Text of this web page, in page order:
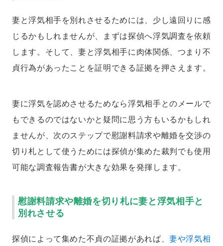
妻と浮気相手を別れさせるためには、少し遠回りに感
じるかもしれませんが、まずは探偵へ浮気調査を依頼
します。そして、妻と浮気相手に肉体関係、つまり不
貞行為があったことを証明できる証拠を押さえます。
妻に浮気を認めさせるためなら浮気相手とのメールで
もできるのではないかと疑問に思う方もいるかもしれ
ませんが、次のステップで慰謝料請求や離婚を交渉の
切り札として使うためには探偵が集めた裁判でも使用
可能な調査報告書が大きな効果を発揮します。
慰謝料請求や離婚を切り札に妻と浮気相手と
別れさせる
探偵によって集めた不貞の証拠があれば、妻や浮気相